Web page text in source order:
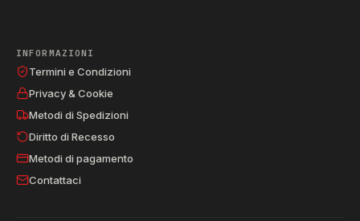
INFORMAZIONI
Termini e Condizioni
Privacy & Cookie
Metodi di Spedizioni
Diritto di Recesso
Metodi di pagamento
Contattaci